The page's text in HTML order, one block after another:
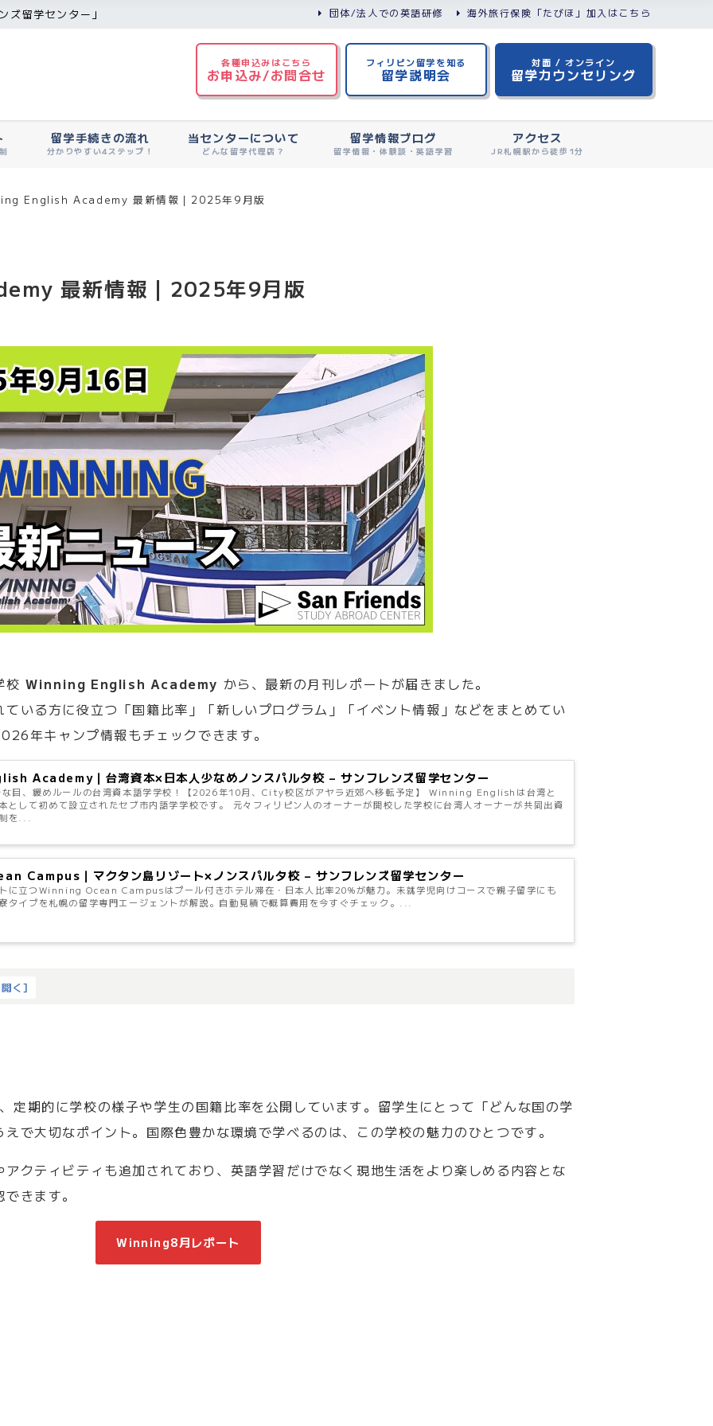
ズ留学センター」 団体/法人での英語研修 海外旅行保険「たびほ」加入はこちら
各種申込みはこちら
お申込み/お問合せ
フィリピン留学を知る
留学説明会
対面 / オンライン
留学カウンセリング
留学手続きの流れ
分かりやすい4ステップ！
当センターについて
どんな留学代理店？
留学情報ブログ
留学情報・体験談・英語学習
アクセス
JR札幌駅から徒歩1分
English Academy 最新情報｜2025年9月版
最新情報｜2025年9月版
校Winning English Academy から、最新の月刊レポートが届きました。
いる方に役立つ「国籍比率」「新しいプログラム」「イベント情報」などをまとめてい
年キャンプ情報もチェックできます。
Academy｜台湾資本×日本人少なめノンスパルタ校 – サンフレンズ留学センター
な目、緩めルールの台湾資本語学学校！【2026年10月、City校区がアヤラ近郊へ移転予定】 Winning Englishは台湾と
として初めて設立されたセブ市内語学学校です。 元々フィリピン人のオーナーが開校した学校に台湾人オーナーが共同出資
を...
Campus｜マクタン島リゾート×ノンスパルタ校 – サンフレンズ留学センター
に立つWinning Ocean Campusはプール付きホテル滞在・日本人比率20%が魅力。未就学児向けコースで親子留学にも
タイプを札幌の留学専門エージェントが解説。自動見積で概算費用を今すぐチェック。...
く]
的に学校の様子や学生の国籍比率を公開しています。留学生にとって「どんな国の学
で大切なポイント。国際色豊かな環境で学べるのは、この学校の魅力のひとつです。
クティビティも追加されており、英語学習だけでなく現地生活をより楽しめる内容とな
きます。
Winning8月レポート